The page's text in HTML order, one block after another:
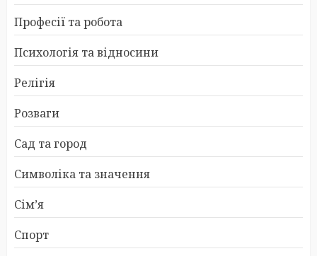
Професії та робота
Психологія та відносини
Релігія
Розваги
Сад та город
Символіка та значення
Сім’я
Спорт